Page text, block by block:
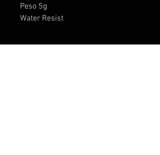
Peso 5g
Water Resist